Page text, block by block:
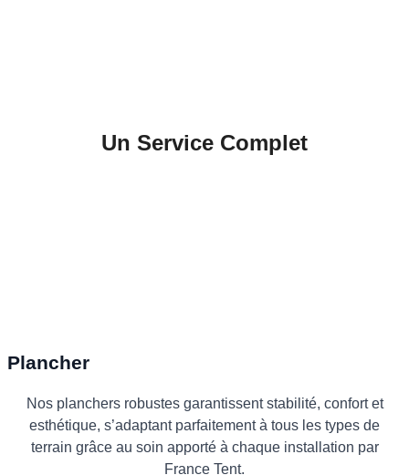
Un Service Complet
Plancher
Nos planchers robustes garantissent stabilité, confort et
esthétique, s’adaptant parfaitement à tous les types de
terrain grâce au soin apporté à chaque installation par
France Tent.